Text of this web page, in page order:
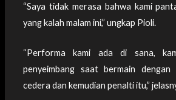
“Saya tidak merasa bahwa kami
yang kalah malam ini,” ungkap Pioli.
“Performa kami ada di sana,
penyeimbang saat bermain
cedera dan kemudian penalti itu,”